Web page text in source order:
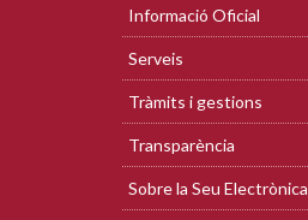
Informació Oficial
Serveis
Tràmits i gestions
Transparència
Sobre la Seu Electrònica